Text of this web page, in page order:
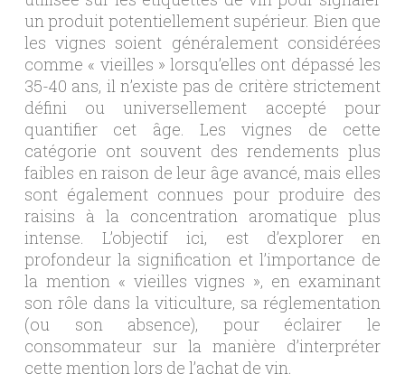
un produit potentiellement supérieur. Bien que
les vignes soient généralement considérées
comme « vieilles » lorsqu’elles ont dépassé les
35-40 ans, il n’existe pas de critère strictement
défini ou universellement accepté pour
quantifier cet âge. Les vignes de cette
catégorie ont souvent des rendements plus
faibles en raison de leur âge avancé, mais elles
sont également connues pour produire des
raisins à la concentration aromatique plus
intense. L’objectif ici, est d’explorer en
profondeur la signification et l’importance de
la mention « vieilles vignes », en examinant
son rôle dans la viticulture, sa réglementation
(ou son absence), pour éclairer le
consommateur sur la manière d’interpréter
cette mention lors de l’achat de vin.